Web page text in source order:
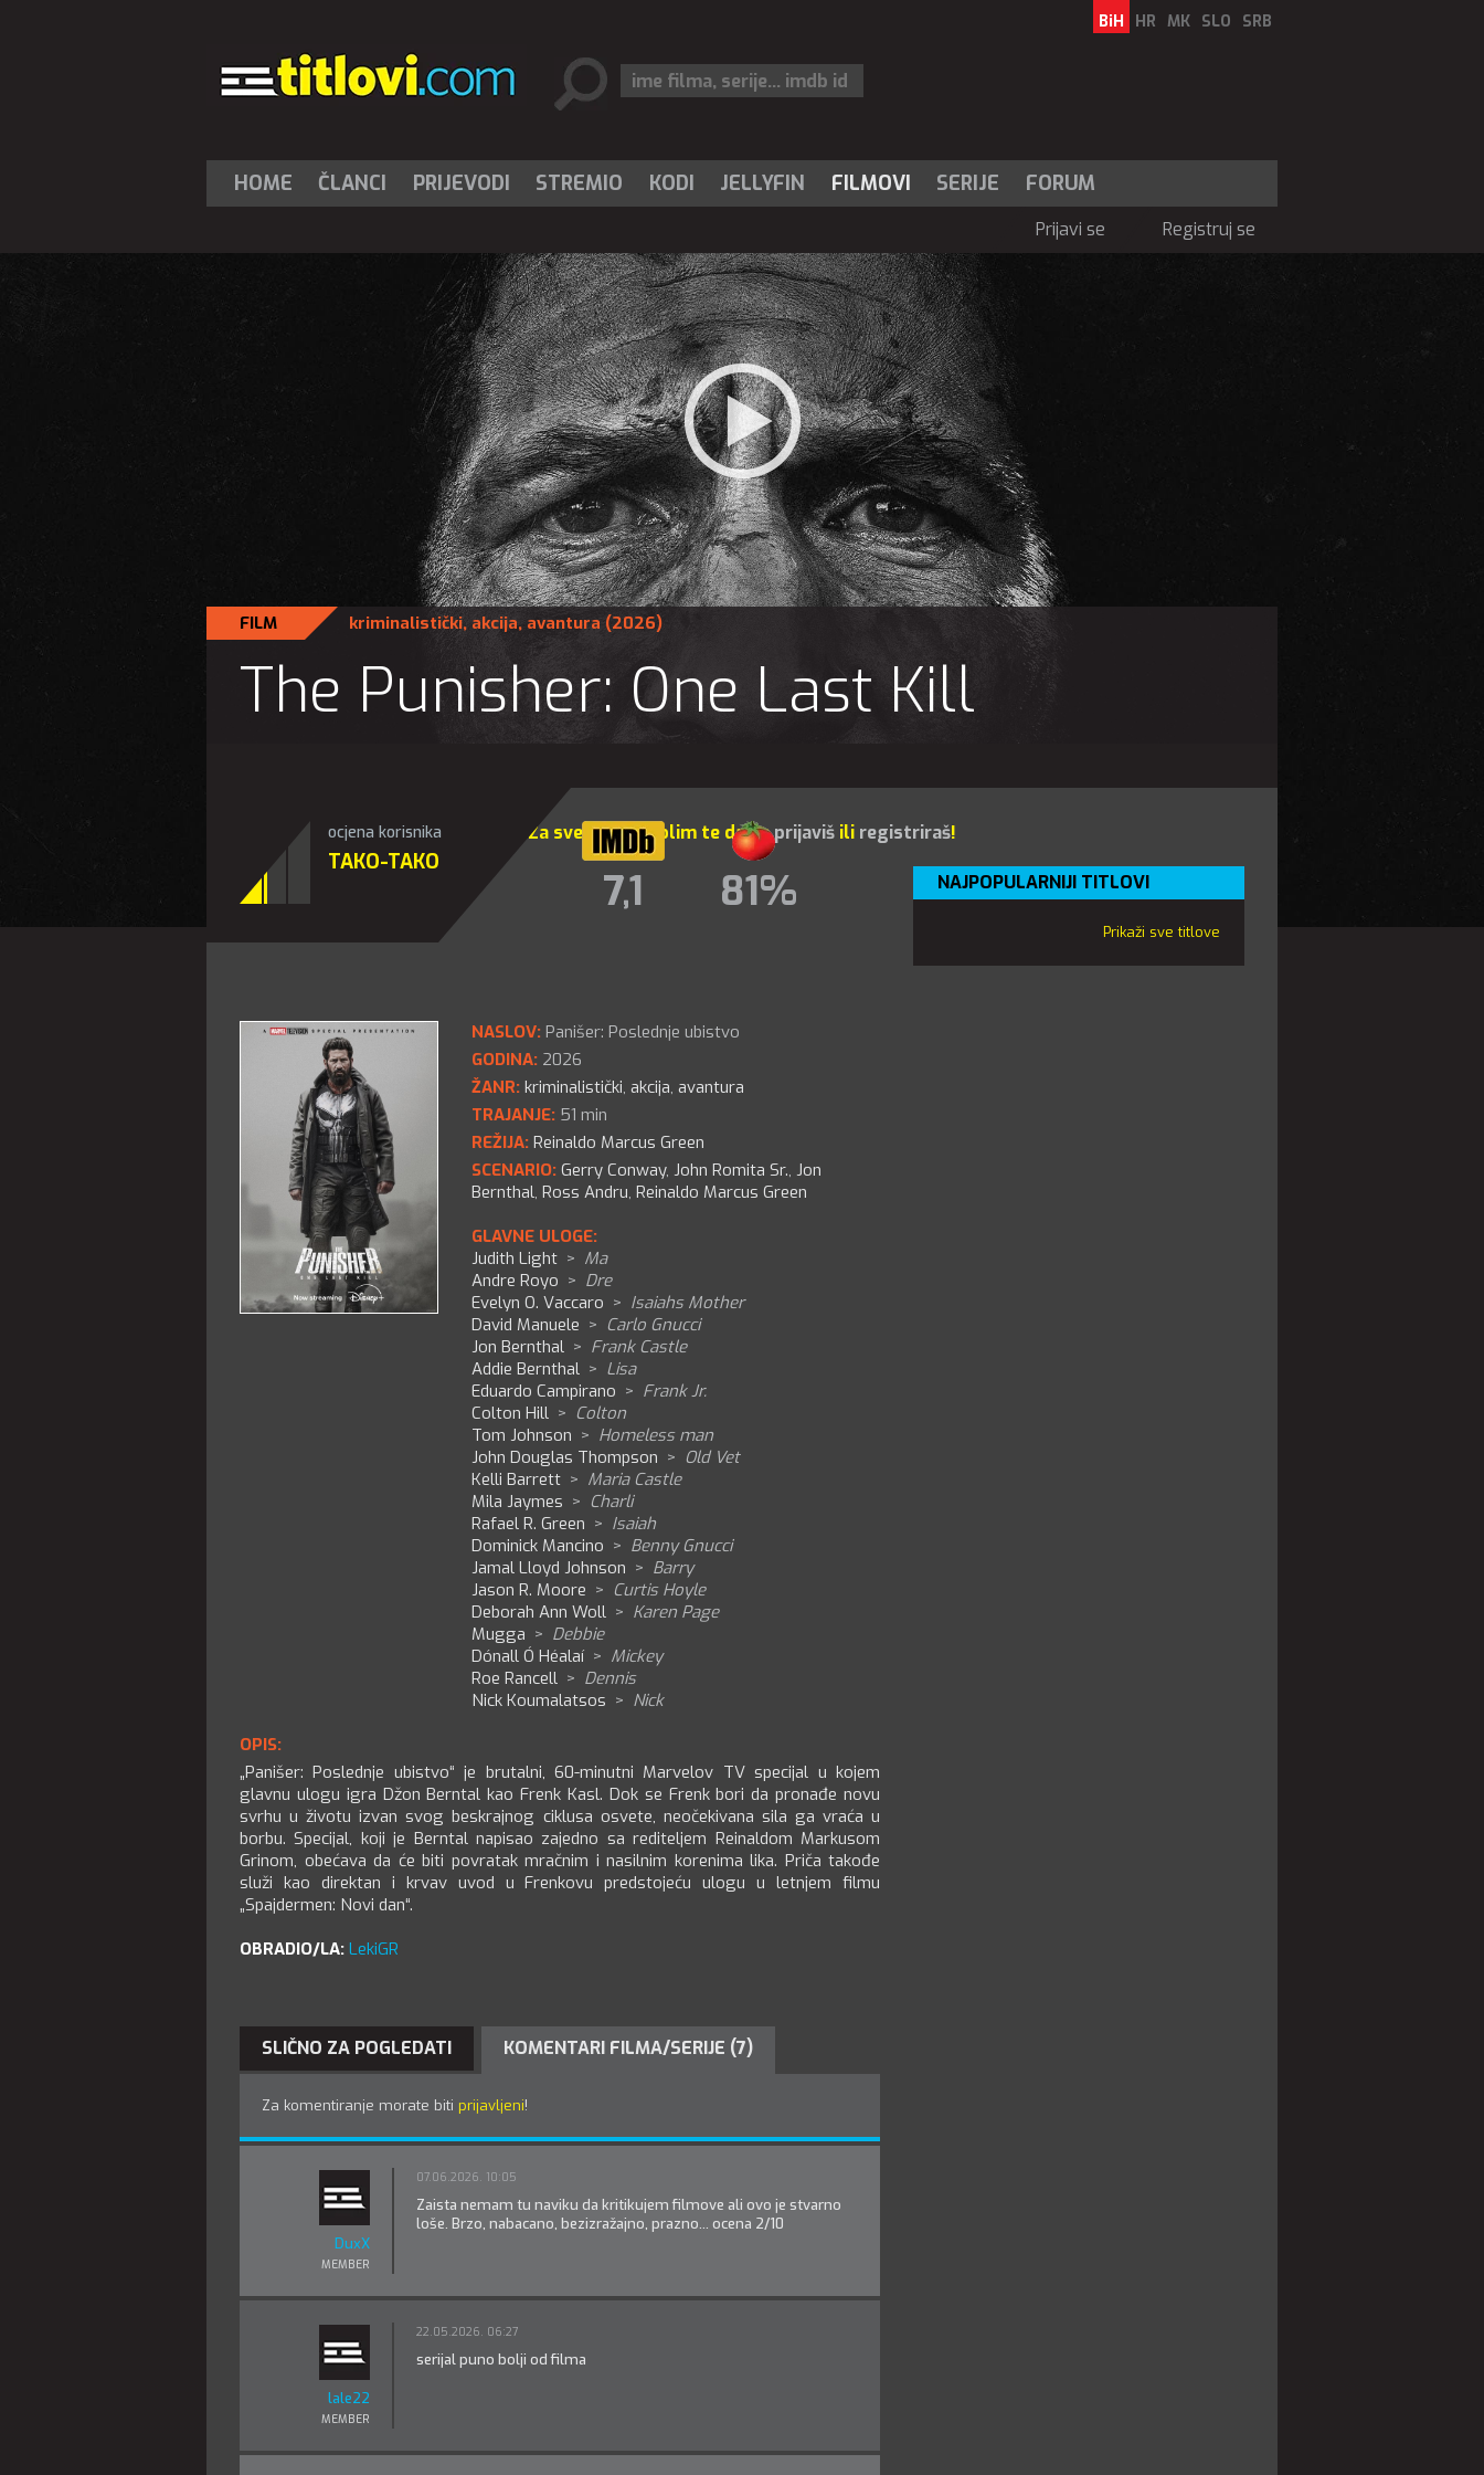
BiH HR MK SLO SRB
HOME ČLANCI PRIJEVODI STREMIO KODI JELLYFIN FILMOVI SERIJE FORUM
Prijavi se Registruj se
FILM kriminalistički, akcija, avantura (2026)
The Punisher: One Last Kill
Za sve opcije molim te da seprijaviš ili registriraš!
ocjena korisnika
TAKO-TAKO
7,1 81%
NASLOV: Panišer: Poslednje ubistvo
GODINA: 2026
ŽANR: kriminalistički, akcija, avantura
TRAJANJE: 51 min
REŽIJA: Reinaldo Marcus Green
SCENARIO: Gerry Conway, John Romita Sr., Jon
Bernthal, Ross Andru, Reinaldo Marcus Green
GLAVNE ULOGE:
Judith Light > Ma
Andre Royo > Dre
Evelyn O. Vaccaro > Isaiahs Mother
David Manuele > Carlo Gnucci
Jon Bernthal > Frank Castle
Addie Bernthal > Lisa
Eduardo Campirano > Frank Jr.
Colton Hill > Colton
Tom Johnson > Homeless man
John Douglas Thompson > Old Vet
Kelli Barrett > Maria Castle
Mila Jaymes > Charli
Rafael R. Green > Isaiah
Dominick Mancino > Benny Gnucci
Jamal Lloyd Johnson > Barry
Jason R. Moore > Curtis Hoyle
Deborah Ann Woll > Karen Page
Mugga > Debbie
Dónall Ó Héalaí > Mickey
Roe Rancell > Dennis
Nick Koumalatsos > Nick
OPIS:
„Panišer: Poslednje ubistvo“ je brutalni, 60-minutni Marvelov TV specijal u kojem
glavnu ulogu igra Džon Berntal kao Frenk Kasl. Dok se Frenk bori da pronađe novu
svrhu u životu izvan svog beskrajnog ciklusa osvete, neočekivana sila ga vraća u
borbu. Specijal, koji je Berntal napisao zajedno sa rediteljem Reinaldom Markusom
Grinom, obećava da će biti povratak mračnim i nasilnim korenima lika. Priča takođe
služi kao direktan i krvav uvod u Frenkovu predstojeću ulogu u letnjem filmu
„Spajdermen: Novi dan“.
OBRADIO/LA: LekiGR
SLIČNO ZA POGLEDATI KOMENTARI FILMA/SERIJE (7)
Za komentiranje morate biti prijavljeni!
DuxX
MEMBER
07.06.2026. 10:05
Zaista nemam tu naviku da kritikujem filmove ali ovo je stvarno
loše. Brzo, nabacano, bezizražajno, prazno... ocena 2/10
lale22
MEMBER
22.05.2026. 06:27
serijal puno bolji od filma
NAJPOPULARNIJI TITLOVI
Prikaži sve titlove